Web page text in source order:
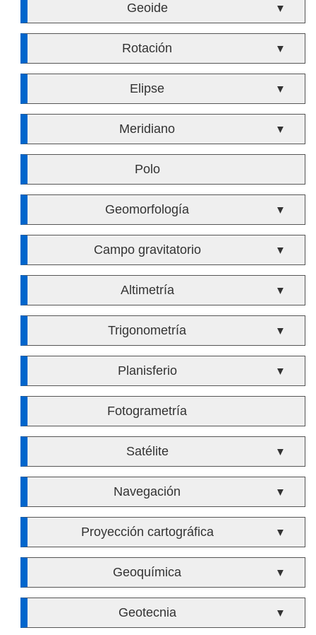
Geoide ▼
Rotación ▼
Elipse ▼
Meridiano ▼
Polo
Geomorfología ▼
Campo gravitatorio ▼
Altimetría ▼
Trigonometría ▼
Planisferio ▼
Fotogrametría
Satélite ▼
Navegación ▼
Proyección cartográfica ▼
Geoquímica ▼
Geotecnia ▼